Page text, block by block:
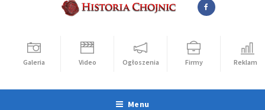
Galeria Video Ogłoszenia Firmy Reklama
Menu